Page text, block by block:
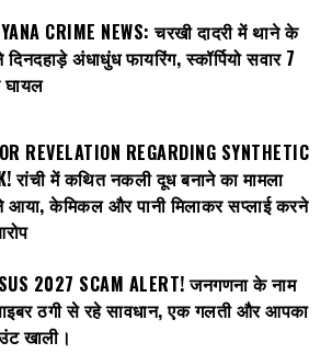
CRIME NEWS: चरखी दादरी में थाने के
दिनदहाड़े अंधाधुंध फायरिंग, स्कॉर्पियो सवार 7
REVELATION REGARDING SYNTHETIC
रांची में कथित नकली दूध बनाने का मामला
आया, केमिकल और पानी मिलाकर सप्लाई करने
2027 SCAM ALERT! जनगणना के नाम
ठगी से रहे सावधान, एक गलती और आपका
खाली।